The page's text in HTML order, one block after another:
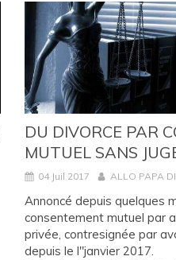
DU DIVORCE PAR
MUTUEL SANS
04 Juil 2017 ALLO PAPA
Annoncé depuis quelques
consentement mutuel par
privée, contresignée par
depuis le l"janvier 2017.